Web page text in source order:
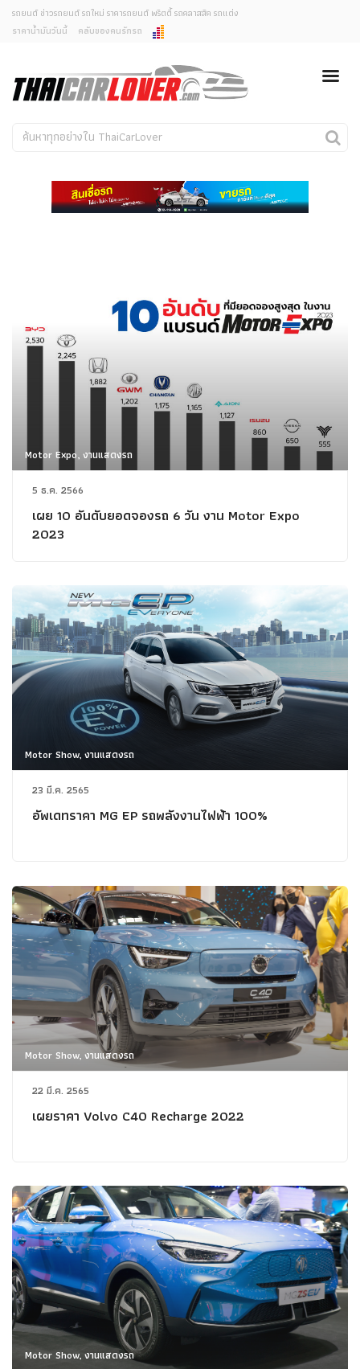
ยกเลิกการแจ้งเตือน
คุณต้องการยกเลิกการแจ้งเตือนข่าวสารเมื่อมีการอัพเดต
ใช่หรือไม่?
ไม่
รถยนต์ ข่าวรถยนต์ รถใหม่ ราคารถยนต์ พริตตี้ รถคลาสสิค รถแต่ง
ราคาน้ำมันวันนี้
คลับของคนรักรถ
รถใหม่
คนรักรถ
งานแสดงรถ
Motor Expo, งานแสดงรถ
5 ธ.ค. 2566
เผย 10 อันดับยอดจองรถ 6 วัน งาน Motor Expo
2023
Motor Show, งานแสดงรถ
23 มี.ค. 2565
อัพเดทราคา MG EP รถพลังงานไฟฟ้า 100%
Motor Show, งานแสดงรถ
22 มี.ค. 2565
เผยราคา Volvo C40 Recharge 2022
Motor Show, งานแสดงรถ